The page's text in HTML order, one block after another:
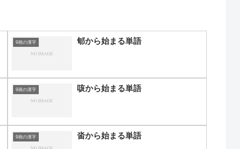
9画の漢字 郇から始まる単語
9画の漢字 咳から始まる単語
9画の漢字 畓から始まる単語